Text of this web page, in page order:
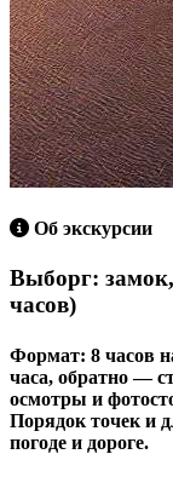
Об экскурсии
Выборг:
часов)
Формат: 8 часов
часа, обратно —
осмотры и
Порядок точек и
погоде и дороге.